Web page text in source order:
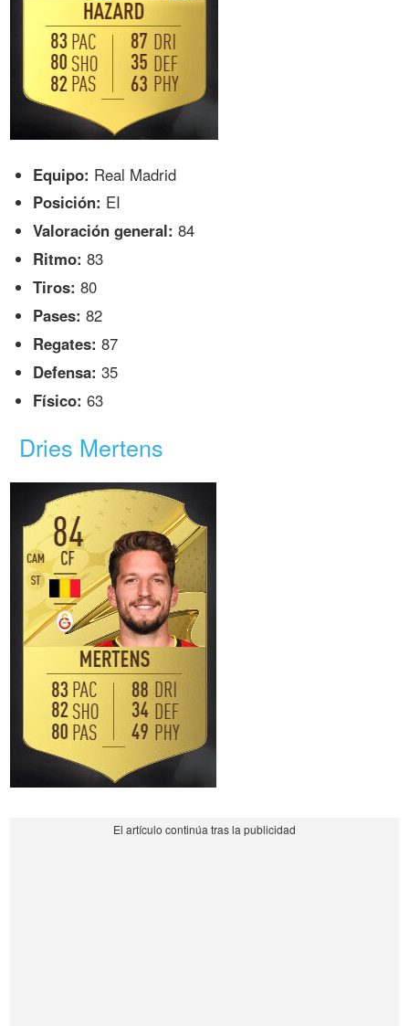
Equipo: Real Madrid
Posición: EI
Valoración general: 84
Ritmo: 83
Tiros: 80
Pases: 82
Regates: 87
Defensa: 35
Físico: 63
Dries Mertens